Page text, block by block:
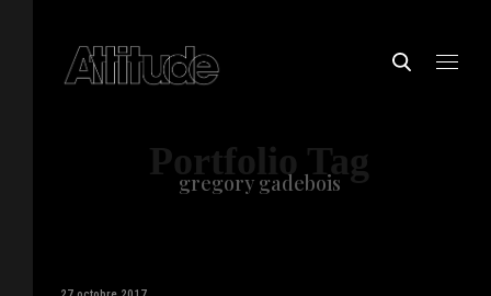
Portfolio Tag
gregory gadebois